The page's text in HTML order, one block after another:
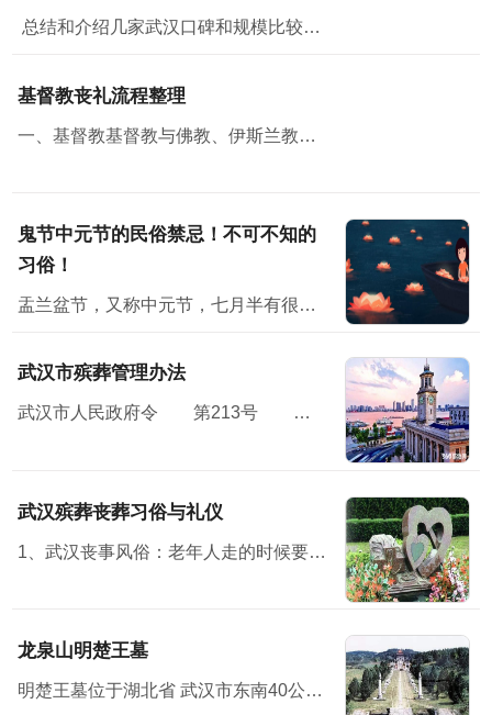
总结和介绍几家武汉口碑和规模比较好的门店，从门店规模、面积、产品丰富程度、价格、政策和售后各方面评测，供大家参考。一、湖北之星工厂云仓湖北之星工厂云仓位...
基督教丧礼流程整理
一、基督教基督教与佛教、伊斯兰教并称三大宗教，无论从规模，还是从影响方面，基督教都堪称世界第一大宗教。
鬼节中元节的民俗禁忌！不可不知的
习俗！
盂兰盆节，又称中元节，七月半有很多民俗禁忌；民间在中元节这天会举办祭祀活动怀念亲人，并对未来寄予美好的祝愿。节日习俗主要有祭祖、放河灯、祀亡魂、焚纸锭等七月半”原本...
武汉市殡葬管理办法
武汉市人民政府令 第213号 《武汉市殡葬管理办法》已经2010年11月15日市人民政府第119次常务会议通过，现予公布，自2011年1月7日起施行。<...
武汉殡葬丧葬习俗与礼仪
1、武汉丧事风俗：老年人走的时候要有子女在旁，才方便说下最后遗嘱之类的话。 2、布置灵堂，灵堂设在堂屋中，灵堂前壁上布置个“奠”字，“奠”字下面是供桌，供桌上面放鱼、肉、馒头水...
龙泉山明楚王墓
明楚王墓位于湖北省 武汉市东南40公里处